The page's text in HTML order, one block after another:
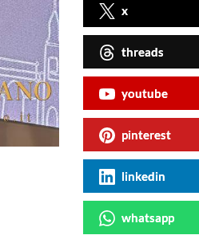
x
threads
youtube
pinterest
linkedin
whatsapp